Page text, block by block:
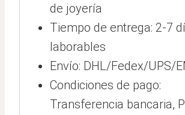
de joyería
Tiempo de entrega: 2-7
laborables
Envío: DHL/Fedex/UPS/
Condiciones de pago:
Transferencia bancaria,